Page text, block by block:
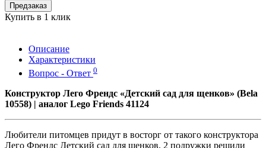
Предзаказ
Купить в 1 клик
Описание
Характеристики
Вопрос - Ответ 0
Конструктор Лего Френдс «Детский сад для щенков» (Bela
10558) | аналог Lego Friends 41124
Любители питомцев придут в восторг от такого конструктора
Лего Френдс Детский сад для щенков. 2 подружки решили